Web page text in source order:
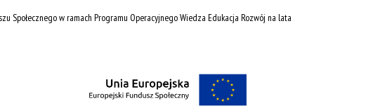
Społecznego w ramach Programu Operacyjnego Wiedza Edukacja Rozwój na lata